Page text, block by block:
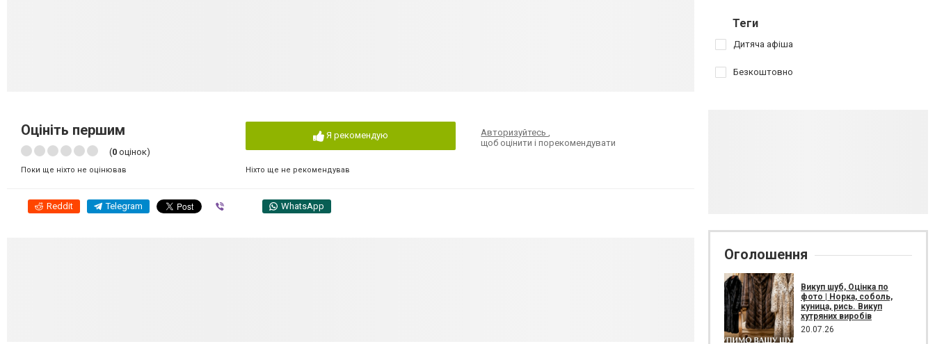
Оцініть першим
(0 оцінок)
Поки ще ніхто не оцінював
Я рекомендую
Ніхто ще не рекомендував
Авторизуйтесь,
щоб оцінити і порекомендувати
Reddit Telegram WhatsApp
Теги
Дитяча афіша
Безкоштовно
Оголошення
Викуп шуб, Оцінка по
фото | Норка, соболь,
куница, рись. Викуп
хутряних виробів
20.07.26